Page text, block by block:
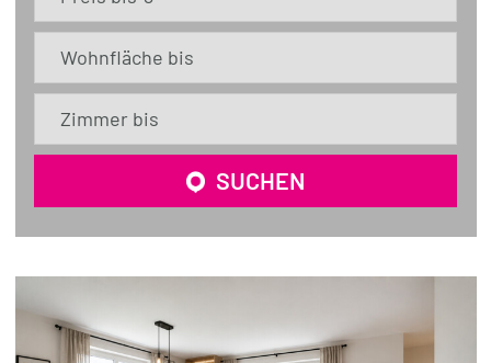
Wohnfläche bis
Zimmer bis
SUCHEN